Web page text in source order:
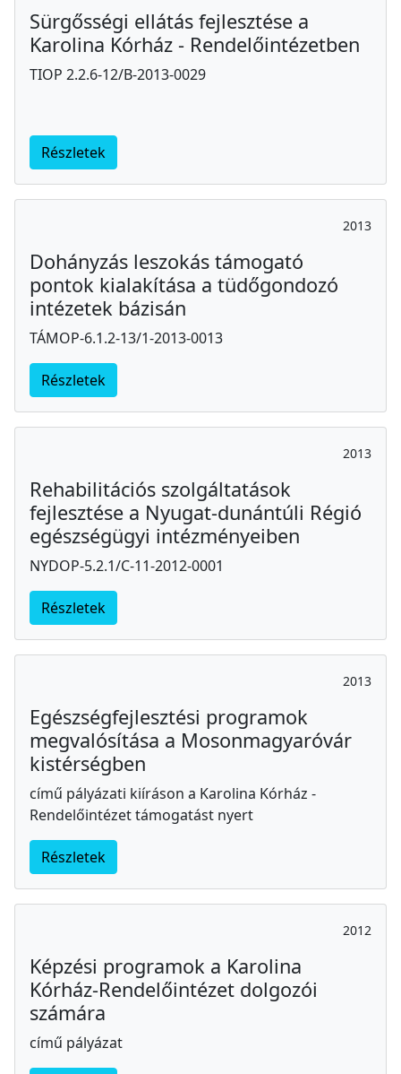
Sürgősségi ellátás fejlesztése a
Karolina Kórház - Rendelőintézetben
TIOP 2.2.6-12/B-2013-0029
Részletek
2013
Dohányzás leszokás támogató
pontok kialakítása a tüdőgondozó
intézetek bázisán
TÁMOP-6.1.2-13/1-2013-0013
Részletek
2013
Rehabilitációs szolgáltatások
fejlesztése a Nyugat-dunántúli Régió
egészségügyi intézményeiben
NYDOP-5.2.1/C-11-2012-0001
Részletek
2013
Egészségfejlesztési programok
megvalósítása a Mosonmagyaróvár
kistérségben
című pályázati kiíráson a Karolina Kórház -
Rendelőintézet támogatást nyert
Részletek
2012
Képzési programok a Karolina
Kórház-Rendelőintézet dolgozói
számára
című pályázat